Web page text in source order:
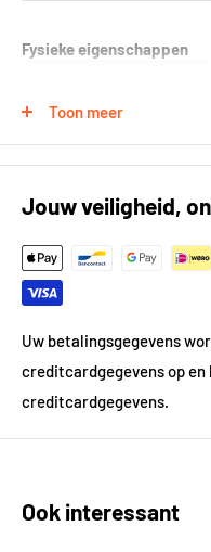
Fysieke eigenschappen
Toon meer
Jouw veiligheid,
Uw betalingsgegevens
creditcardgegevens op
creditcardgegevens.
Ook interessant